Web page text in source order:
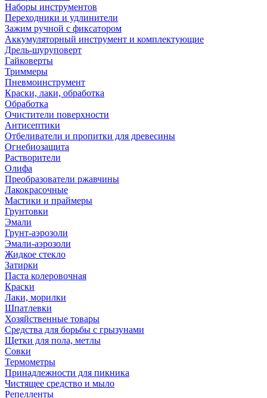
Наборы инструментов
Переходники и удлинители
Зажим ручной с фиксатором
Аккумуляторный инструмент и комплектующие
Дрель-шуруповерт
Гайковерты
Триммеры
Пневмоинструмент
Краски, лаки, обработка
Обработка
Очистители поверхности
Антисептики
Отбеливатели и пропитки для древесины
Огнебиозащита
Растворители
Олифа
Преобразователи ржавчины
Лакокрасочные
Мастики и праймеры
Грунтовки
Эмали
Грунт-аэрозоли
Эмали-аэрозоли
Жидкое стекло
Затирки
Паста колеровочная
Краски
Лаки, морилки
Шпатлевки
Хозяйственные товары
Средства для борьбы с грызунами
Щетки для пола, метлы
Совки
Термометры
Принадлежности для пикника
Чистящее средство и мыло
Репелленты